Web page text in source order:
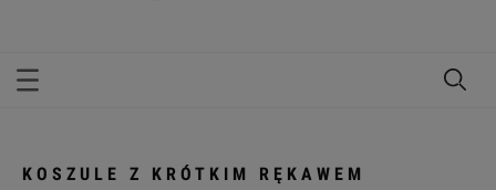
KOSZULE Z KRÓTKIM RĘKAWEM